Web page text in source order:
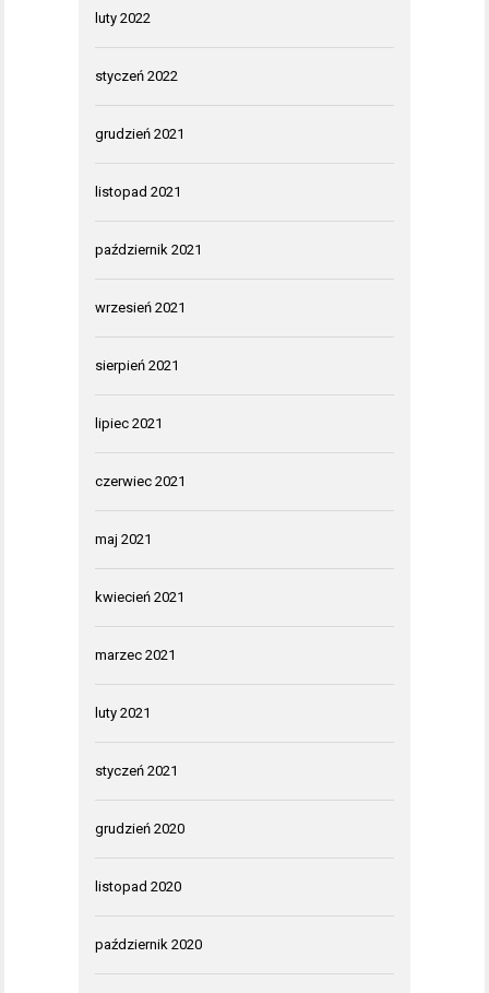
luty 2022
styczeń 2022
grudzień 2021
listopad 2021
październik 2021
wrzesień 2021
sierpień 2021
lipiec 2021
czerwiec 2021
maj 2021
kwiecień 2021
marzec 2021
luty 2021
styczeń 2021
grudzień 2020
listopad 2020
październik 2020